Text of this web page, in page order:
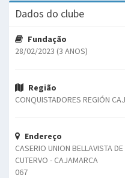
Dados do clube
Fundação
28/02/2023 (3 ANOS)
Região
CONQUISTADORES REGIÓN
Endereço
CASERIO UNION BELLAVISTA
CUTERVO - CAJAMARCA
067